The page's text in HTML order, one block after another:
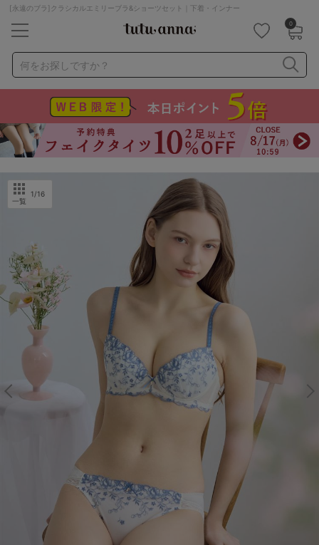
[永遠のブラ]クラシカルエミリーブラ&ショーツセット｜下着・インナー
0
何をお探しですか？
ナイトブラ ノンワイヤー 特盛ブラ
チューブトップ
折り畳み
パジャマ ストッキング
キャミソール
カテゴリから探す
下着
ルームウェア ライフスタイル
メンズ キッズ
ギフトラッピング
SALE
サイズからブラを探す
A65
B70 B75 B80
C75 C85
一覧
1/16